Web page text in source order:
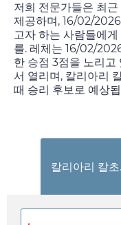
저희 전문가들은 최
제공하며, 16/02/
고자 하는 사람들에
를. 레체는 16/02/
한 승점 3점을 노리
서 열리며, 칼리아리
때 승리 후보로 예상
칼리아리 칼